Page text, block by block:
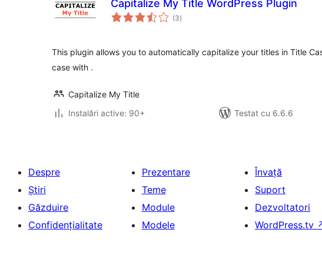
Capitalize My Title WordPress Plugin
(3total
aprecieri
)
This plugin allows you to automatically capitalize your titles in Title
case with .
Capitalize My Title
Instalări active: 90+
Testat cu 6.6.6
Despre
Știri
Găzduire
Confidențialitate
Prezentare
Teme
Module
Modele
Învață
Suport
Dezvoltatori
WordPress.tv